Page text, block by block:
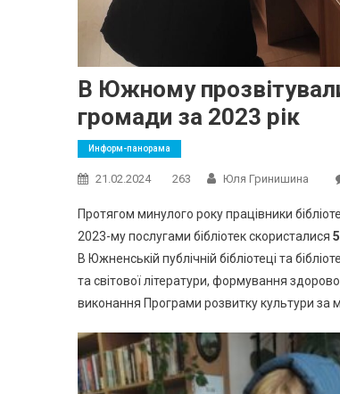
В Южному
громади за 2023 рік
Информ-панорама
21.02.2024 263 Юля Гринишина
Протягом минулого року працівники
2023-му послугами бібліотек скористалися
В Южненській публічній бібліотеці та
та світової літератури, формування
виконання Програми розвитку культури за